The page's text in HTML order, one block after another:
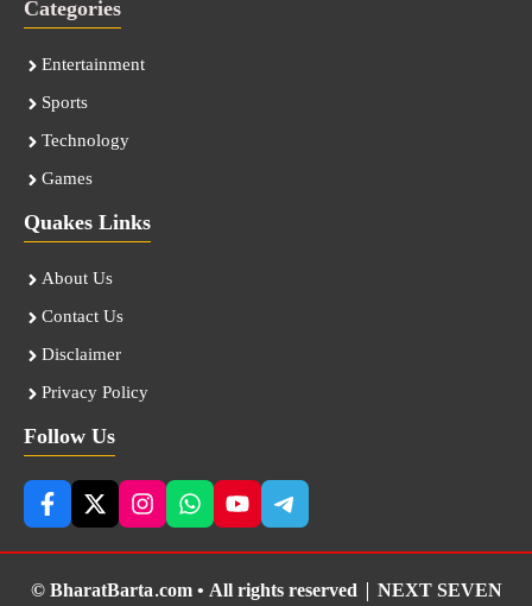
Categories
Entertainment
Sports
Technology
Games
Quakes Links
About Us
Contact Us
Disclaimer
Privacy Policy
Follow Us
© BharatBarta.com • All rights reserved | NEXT SEVEN